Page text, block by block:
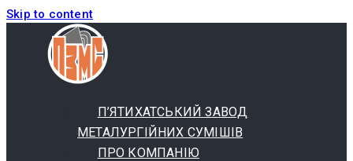
Skip to content
П’ЯТИХАТСЬКИЙ ЗАВОД
МЕТАЛУРГІЙНИХ СУМІШІВ
ПРО КОМПАНІЮ